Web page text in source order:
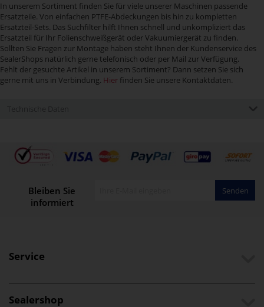
In unserem Sortiment finden Sie für viele unserer Maschinen passende
Ersatzteile. Von einfachen PTFE-Abdeckungen bis hin zu kompletten
Ersatzteil-Sets. Das Suchfilter hilft Ihnen schnell und unkompliziert das
Ersatzteil für Ihr Folienschweißgerät oder Vakuumiergerät zu finden.
Sollten Sie Fragen zur Montage haben steht Ihnen der Kundenservice des
SealerShops natürlich gerne telefonisch oder per Mail zur Verfügung.
Fehlt der gesuchte Artikel in unserem Sortiment? Dann setzen Sie sich
gerne mit uns in Verbindung. Hier finden Sie unsere Kontaktdaten.
Bleiben Sie
informiert
Senden
Service
Sealershop